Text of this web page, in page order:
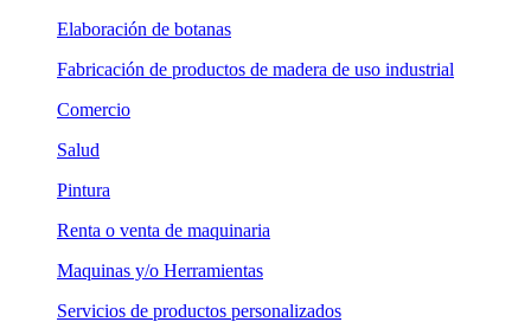
Elaboración de botanas
Fabricación de productos de madera de uso industrial
Comercio
Salud
Pintura
Renta o venta de maquinaria
Maquinas y/o Herramientas
Servicios de productos personalizados